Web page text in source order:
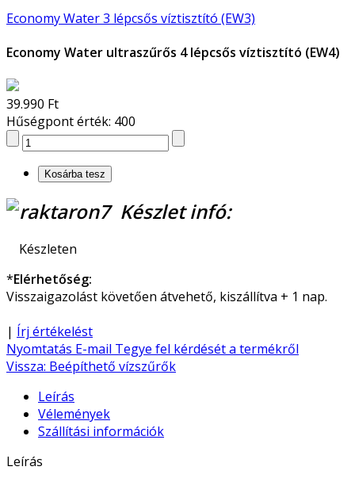
Economy Water 3 lépcsős víztisztító (EW3)
Economy Water ultraszűrős 4 lépcsős víztisztító (EW4)
39.990 Ft
Hűségpont érték: 400
Készlet infó:
Készleten
*Elérhetőség:
Visszaigazolást követően átvehető, kiszállítva + 1 nap.
| Írj értékelést
Nyomtatás E-mail Tegye fel kérdését a termékről
Vissza: Beépíthető vízszűrők
Leírás
Vélemények
Szállítási információk
Leírás